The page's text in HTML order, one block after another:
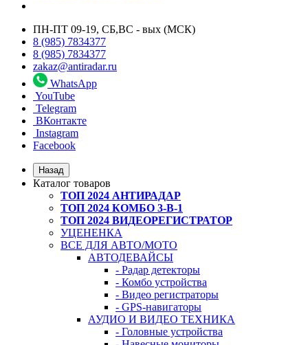
ПН-ПТ 09-19, СБ,ВС - вых (МСК)
8 (985) 7834377
8 (985) 7834377
zakaz@antiradar.ru
WhatsApp
YouTube
Telegram
ВКонтакте
Instagram
Facebook
Назад
Каталог товаров
ТОП 2024 АНТИРАДАР
ТОП 2024 КОМБО 3-В-1
ТОП 2024 ВИДЕОРЕГИСТРАТОР
УЦЕНЕНКА
ВСЕ ДЛЯ АВТО/МОТО
АВТОДЕВАЙСЫ
- Радар детекторы
- Комбо устройства
- Видео регистраторы
- GPS-навигаторы
АУДИО И ВИДЕО ТЕХНИКА
- Головные устройства